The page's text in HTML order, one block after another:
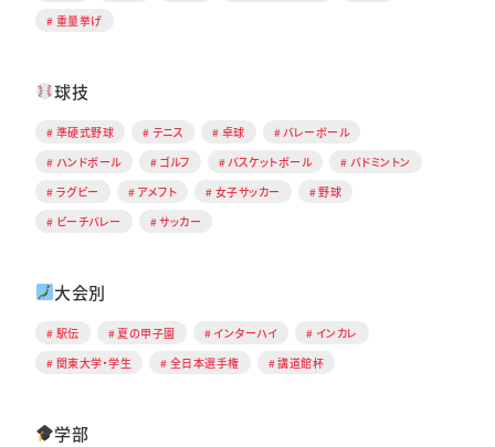
重量挙げ
球技
準硬式野球 テニス 卓球
バレーボール
ハンドボール
ゴルフ バスケットボール
バドミントン
ラグビー
アメフト 女子サッカー
野球
ビーチバレー
サッカー
大会別
駅伝 夏の甲子園 インターハイ
インカレ
関東大学・学生
全日本選手権 講道館杯
学部